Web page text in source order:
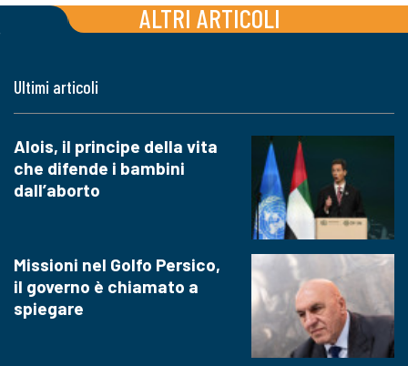
ALTRI ARTICOLI
Ultimi articoli
Alois, il principe della vita
che difende i bambini
dall’aborto
Missioni nel Golfo Persico,
il governo è chiamato a
spiegare